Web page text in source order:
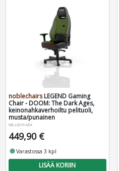
noblechairsLEGEND Gaming
Chair - DOOM: The Dark Ages,
keinonahkaverhoiltu pelituoli,
musta/punainen
NBL-LGD-PU-DDA
449,90 €
fiber_manual_recordVarastossa 3 kpl
LISÄÄ KORIIN